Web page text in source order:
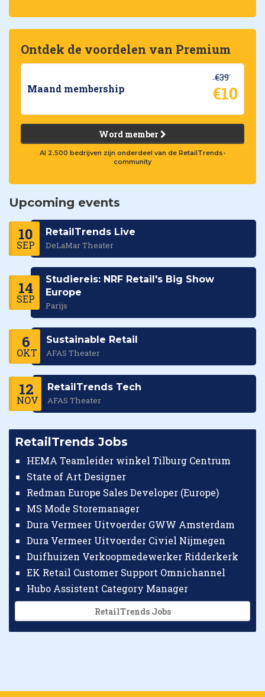
Ontdek de voordelen van Premium
Maand membership
€39
€10
Word member
Al 2.500 bedrijven zijn onderdeel van de RetailTrends-
community
Upcoming events
10
SEP
RetailTrends Live
DeLaMar Theater
14
SEP
Studiereis: NRF Retail's Big Show
Europe
Parijs
6
OKT
Sustainable Retail
AFAS Theater
12
NOV
RetailTrends Tech
AFAS Theater
RetailTrends Jobs
HEMA Teamleider winkel Tilburg Centrum
State of Art Designer
Redman Europe Sales Developer (Europe)
MS Mode Storemanager
Dura Vermeer Uitvoerder GWW Amsterdam
Dura Vermeer Uitvoerder Civiel Nijmegen
Duifhuizen Verkoopmedewerker Ridderkerk
EK Retail Customer Support Omnichannel
Hubo Assistent Category Manager
RetailTrends Jobs